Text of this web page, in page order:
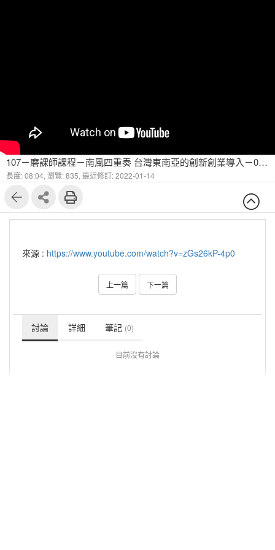
107－磨課師課程－南風四重奏 台灣東南亞的創新創業導入－05 社會創新系列：大社會創新案例法國里昂
長度: 08:04, 瀏覽: 835, 最近修訂: 2022-01-14
來源 : https://www.youtube.com/watch?v=zGs26kP-4p0
上一篇 下一篇
討論 詳細 筆記 (0)
目前沒有討論